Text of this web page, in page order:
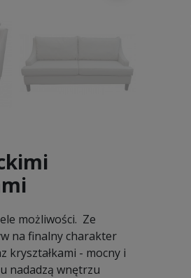
możliwości. Ze
na finalny charakter
kryształkami - mocny i
nadadzą wnętrzu